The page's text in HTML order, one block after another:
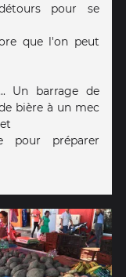
pour se
que l'on peut
Un barrage de
bière à un mec
pour préparer